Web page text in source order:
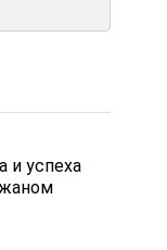
и успеха